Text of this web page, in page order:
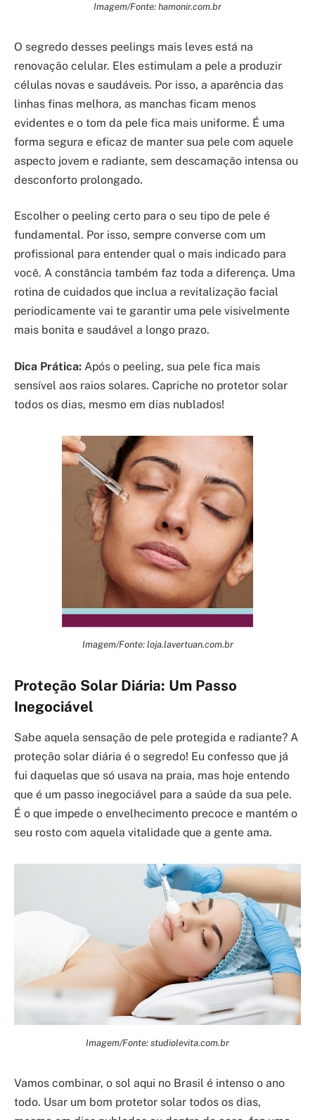
Imagem/Fonte: hamonir.com.br
O segredo desses peelings mais leves está na
renovação celular. Eles estimulam a pele a produzir
células novas e saudáveis. Por isso, a aparência das
linhas finas melhora, as manchas ficam menos
evidentes e o tom da pele fica mais uniforme. É uma
forma segura e eficaz de manter sua pele com aquele
aspecto jovem e radiante, sem descamação intensa ou
desconforto prolongado.
Escolher o peeling certo para o seu tipo de pele é
fundamental. Por isso, sempre converse com um
profissional para entender qual o mais indicado para
você. A constância também faz toda a diferença. Uma
rotina de cuidados que inclua a revitalização facial
periodicamente vai te garantir uma pele visivelmente
mais bonita e saudável a longo prazo.
Dica Prática: Após o peeling, sua pele fica mais
sensível aos raios solares. Capriche no protetor solar
todos os dias, mesmo em dias nublados!
Imagem/Fonte: loja.lavertuan.com.br
Proteção Solar Diária: Um Passo
Inegociável
Sabe aquela sensação de pele protegida e radiante? A
proteção solar diária é o segredo! Eu confesso que já
fui daquelas que só usava na praia, mas hoje entendo
que é um passo inegociável para a saúde da sua pele.
É o que impede o envelhecimento precoce e mantém o
seu rosto com aquela vitalidade que a gente ama.
Imagem/Fonte: studiolevita.com.br
Vamos combinar, o sol aqui no Brasil é intenso o ano
todo. Usar um bom protetor solar todos os dias,